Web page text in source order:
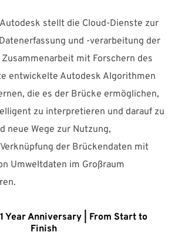
stellt die Cloud-Dienste zur
und -verarbeitung der
mit Forschern des
entwickelte Autodesk Algorithmen
die es der Brücke ermöglichen,
zu interpretieren und darauf zu
neue Wege zur Nutzung,
der Brückendaten mit
Umweltdaten im Großraum
Year Anniversary | From Start to
Finish